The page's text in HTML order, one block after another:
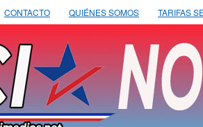
CONTACTO QUIÉNES SOMOS TARIFAS